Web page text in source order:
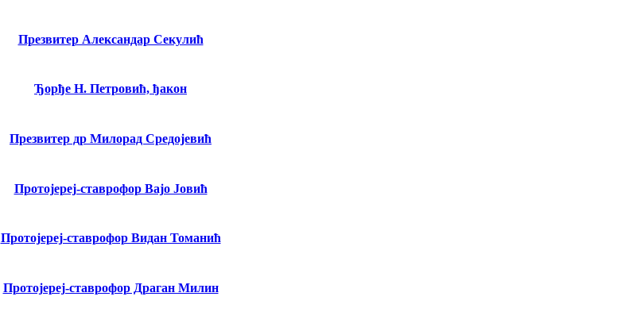
Презвитер Александар Секулић
Ђорђе Н. Петровић, ђакон
Презвитер др Милорад Средојевић
Протојереј-ставрофор Вајо Јовић
Протојереј-ставрофор Видан Томанић
Протојереј-ставрофор Драган Милин